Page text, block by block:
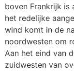
boven Frankrijk is
het redelijke
wind komt in de
noordwesten om
Aan het eind van
zuidwesten van